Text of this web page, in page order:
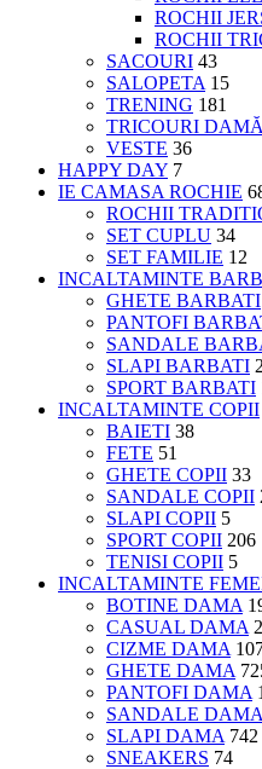
ROCHII
ROCHII
SACOURI 43
SALOPETA 15
TRENING 181
TRICOURI DAMĂ
VESTE 36
HAPPY DAY 7
IE CAMASA ROCHIE
ROCHII
SET CUPLU 34
SET FAMILIE 12
INCALTAMINTE
GHETE BARBATI
PANTOFI
SANDALE
SLAPI BARBATI
SPORT BARBATI
INCALTAMINTE COPII
BAIETI 38
FETE 51
GHETE COPII 33
SANDALE COPII
SLAPI COPII 5
SPORT COPII 206
TENISI COPII 5
INCALTAMINTE
BOTINE DAMA
CASUAL DAMA
CIZME DAMA
GHETE DAMA
PANTOFI DAMA
SANDALE DAMA
SLAPI DAMA 742
SNEAKERS 74